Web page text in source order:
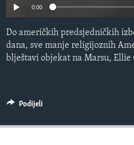
MAGAZIN
O GLASU AMERIKE
Learning English
Jezici
0:00
Do američkih predsjedničkih
dana, sve manje religijoznih
blještavi objekat na Marsu,
Podijeli